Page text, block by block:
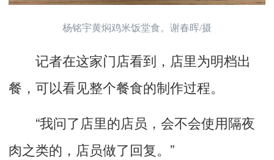
杨铭宇黄焖鸡米饭堂食。谢春晖/摄
记者在这家门店看到，店里为明档出
餐，可以看见整个餐食的制作过程。
“我问了店里的店员，会不会使用隔夜
肉之类的，店员做了回复。”